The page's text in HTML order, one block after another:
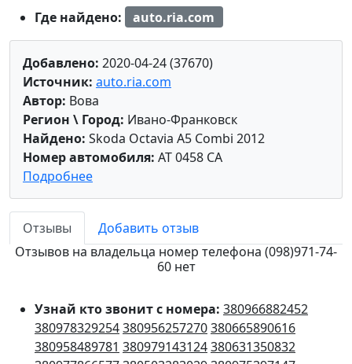
Где найдено:
auto.ria.com
Добавлено: 2020-04-24 (37670)
Источник: auto.ria.com
Автор: Вова
Регион \ Город: Ивано-Франковск
Найдено: Skoda Octavia A5 Combi 2012
Номер автомобиля: AT 0458 CA
Подробнее
Отзывы
Добавить отзыв
Отзывов на владельца номер телефона (098)971-74-
60 нет
Узнай кто звонит с номера: 380966882452
380978329254380956257270380665890616
380958489781 380979143124380631350832